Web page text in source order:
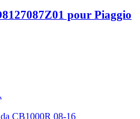
pour Piaggio